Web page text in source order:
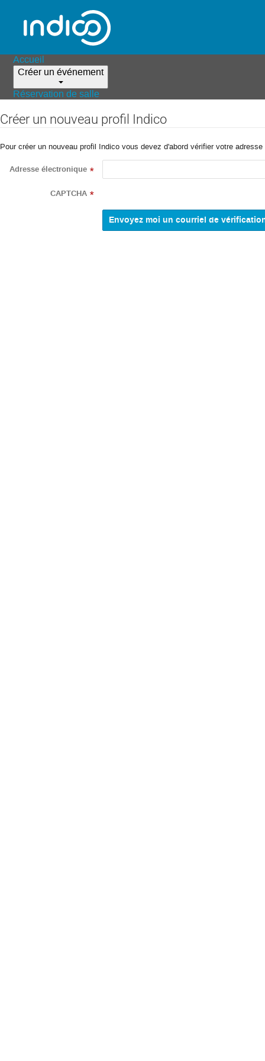
Accueil
Créer un événement
Réservation de salle
Créer un nouveau profil Indico
Pour créer un nouveau profil Indico vous devez d'abord vérifier votre
Adresse électronique *
CAPTCHA *